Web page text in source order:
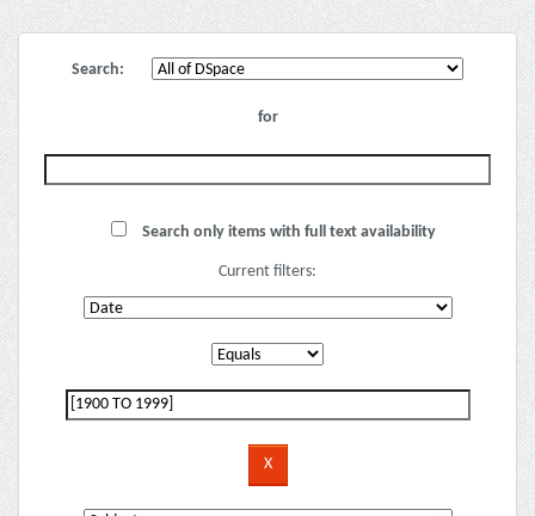
Search:
for
Search only items with full text availability
Current filters: